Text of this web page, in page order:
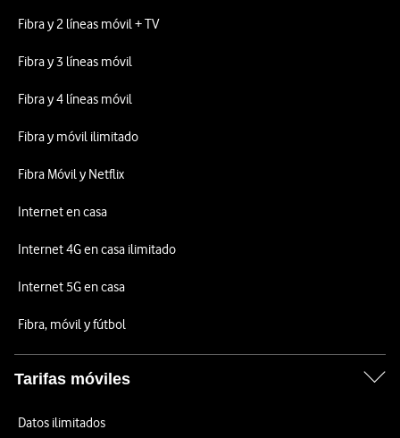
Fibra y 2 líneas móvil + TV
Fibra y 3 líneas móvil
Fibra y 4 líneas móvil
Fibra y móvil ilimitado
Fibra Móvil y Netflix
Internet en casa
Internet 4G en casa ilimitado
Internet 5G en casa
Fibra, móvil y fútbol
Tarifas móviles
Datos ilimitados